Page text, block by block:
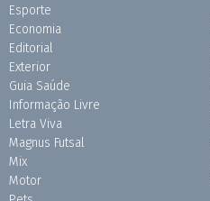
Esporte
Economia
Editorial
Exterior
Guia Saúde
Informação Livre
Letra Viva
Magnus Futsal
Mix
Motor